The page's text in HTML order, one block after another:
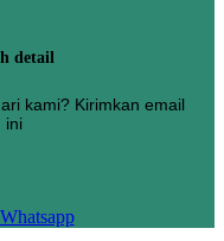
detail
kami? Kirimkan email
ini
Whatsapp